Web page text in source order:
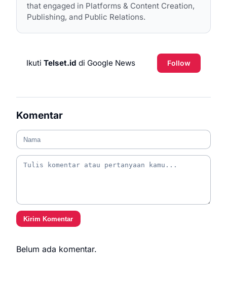
that engaged in Platforms & Content Creation,
Publishing, and Public Relations.
Ikuti Telset.id di Google News Follow
Komentar
Kirim Komentar
Belum ada komentar.